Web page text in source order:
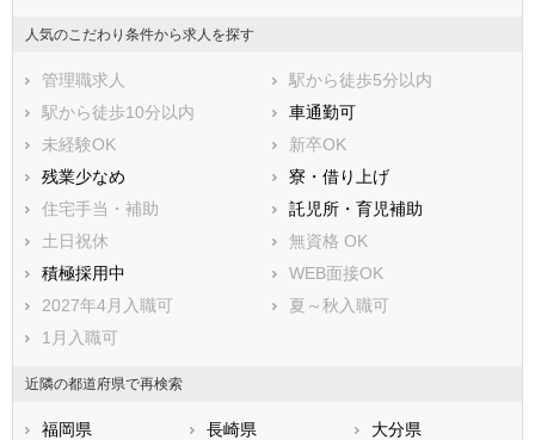
人気のこだわり条件から求人を探す
管理職求人
駅から徒歩5分以内
駅から徒歩10分以内
車通勤可
未経験OK
新卒OK
残業少なめ
寮・借り上げ
住宅手当・補助
託児所・育児補助
土日祝休
無資格 OK
積極採用中
WEB面接OK
2027年4月入職可
夏～秋入職可
1月入職可
近隣の都道府県で再検索
福岡県 長崎県
大分県